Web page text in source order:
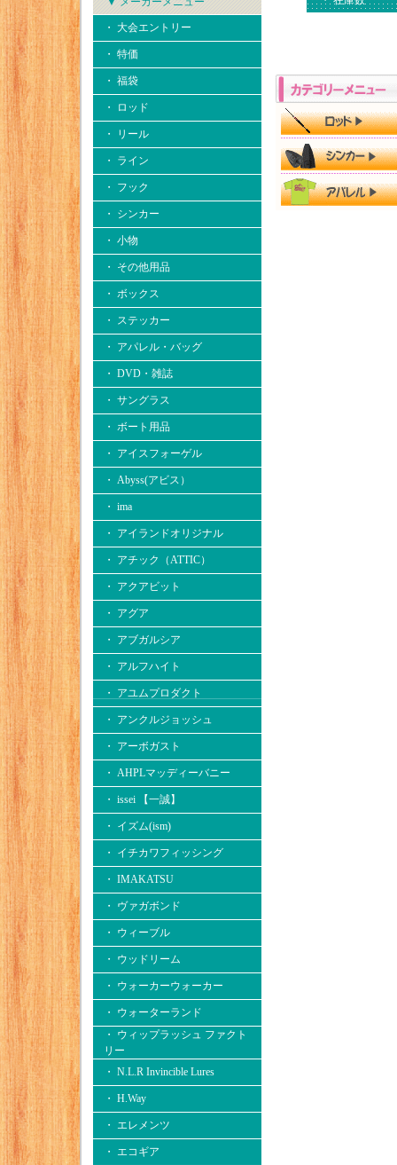
・ 大会エントリー
・ 特価
・ 福袋
・ ロッド
・ リール
・ ライン
・ フック
・ シンカー
・ 小物
・ その他用品
・ ボックス
・ ステッカー
・ アパレル・バッグ
・ DVD・雑誌
・ サングラス
・ ボート用品
・ アイスフォーゲル
・ Abyss(アビス）
・ ima
・ アイランドオリジナル
・ アチック（ATTIC）
・ アクアビット
・ アグア
・ アブガルシア
・ アルフハイト
・ アユムプロダクト
・ アンクルジョッシュ
・ アーボガスト
・ AHPLマッディーバニー
・ issei 【一誠】
・ イズム(ism)
・ イチカワフィッシング
・ IMAKATSU
・ ヴァガボンド
・ ウィーブル
・ ウッドリーム
・ ウォーカーウォーカー
・ ウォーターランド
・ ウィップラッシュ ファクト
リー
・ N.L.R Invincible Lures
・ H.Way
・ エレメンツ
・ エコギア